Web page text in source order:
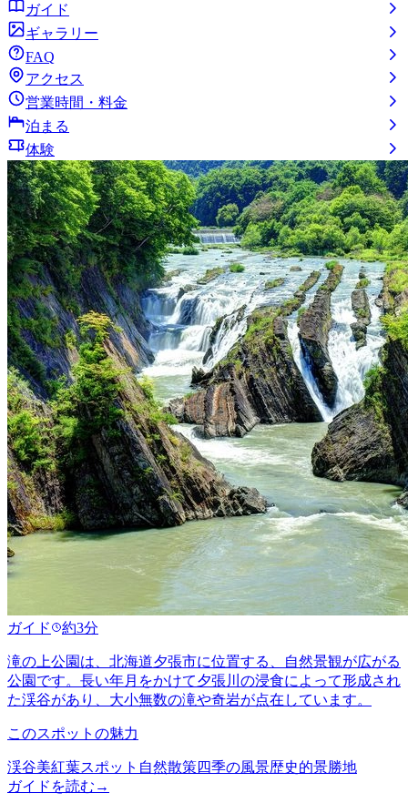
ガイド
ギャラリー
FAQ
アクセス
営業時間・料金
泊まる
体験
ガイド 約3分
滝の上公園は、北海道夕張市に位置する、自然景観が広がる
公園です。長い年月をかけて夕張川の浸食によって形成され
た渓谷があり、大小無数の滝や奇岩が点在しています。
このスポットの魅力
渓谷美紅葉スポット 自然散策四季の風景歴史的景勝地
ガイドを読む →